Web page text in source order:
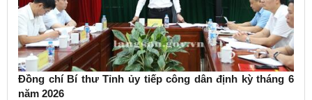
Đồng chí Bí thư Tỉnh ủy tiếp công dân định kỳ tháng 6
năm 2026